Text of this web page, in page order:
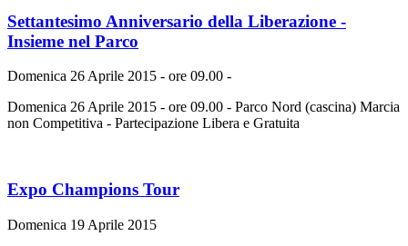
Settantesimo Anniversario della Liberazione -
Insieme nel Parco
Domenica 26 Aprile 2015 - ore 09.00 -
Domenica 26 Aprile 2015 - ore 09.00 - Parco Nord (cascina) Marcia
non Competitiva - Partecipazione Libera e Gratuita
Expo Champions Tour
Domenica 19 Aprile 2015